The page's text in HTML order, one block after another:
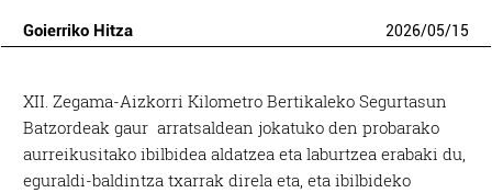
Goierriko Hitza 2026/05/15
XII. Zegama-Aizkorri Kilometro Bertikaleko Segurtasun
Batzordeak gaur arratsaldean jokatuko den probarako
aurreikusitako ibilbidea aldatzea eta laburtzea erabaki du,
eguraldi-baldintza txarrak direla eta, eta ibilbideko